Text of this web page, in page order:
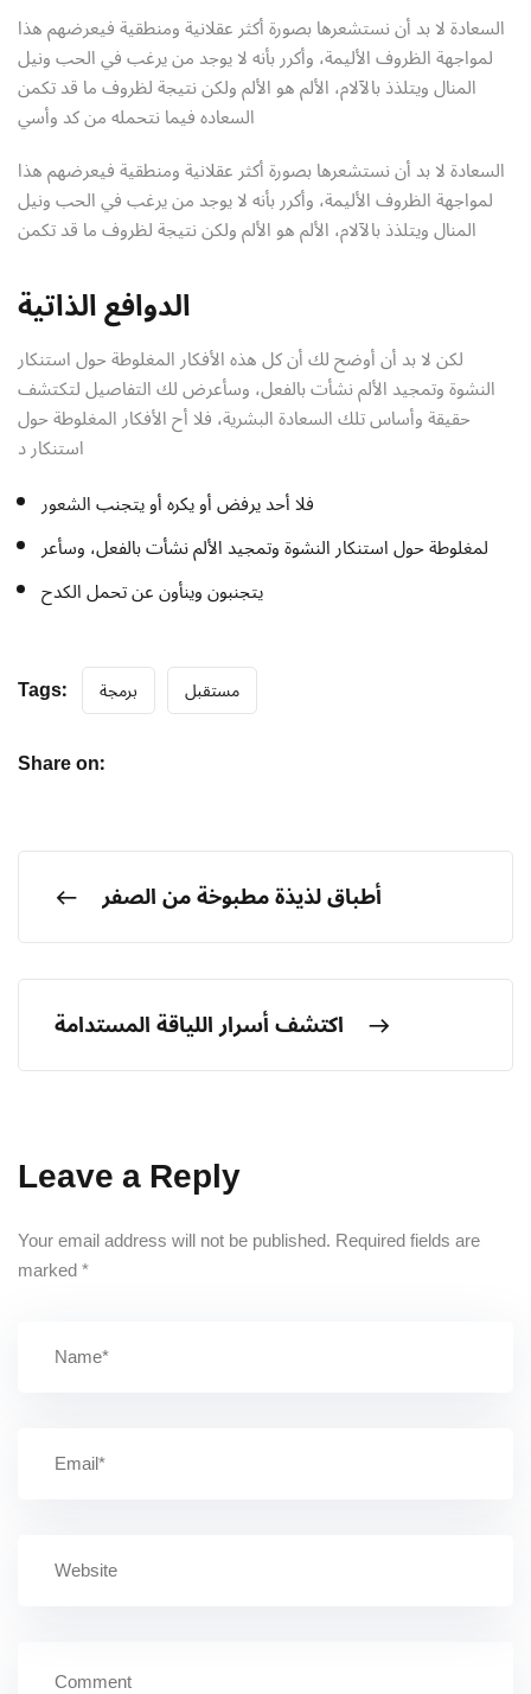
السعادة لا بد أن نستشعرها بصورة أكثر عقلانية ومنطقية فيعرضهم هذا
لمواجهة الظروف الأليمة، وأكرر بأنه لا يوجد من يرغب في الحب ونيل
المنال ويتلذذ بالآلام، الألم هو الألم ولكن نتيجة لظروف ما قد تكمن
السعاده فيما نتحمله من كد وأسي
السعادة لا بد أن نستشعرها بصورة أكثر عقلانية ومنطقية فيعرضهم هذا
لمواجهة الظروف الأليمة، وأكرر بأنه لا يوجد من يرغب في الحب ونيل
المنال ويتلذذ بالآلام، الألم هو الألم ولكن نتيجة لظروف ما قد تكمن
الدوافع الذاتية
لكن لا بد أن أوضح لك أن كل هذه الأفكار المغلوطة حول استنكار
النشوة وتمجيد الألم نشأت بالفعل، وسأعرض لك التفاصيل لتكتشف
حقيقة وأساس تلك السعادة البشرية، فلا أح الأفكار المغلوطة حول
استنكار د
فلا أحد يرفض أو يكره أو يتجنب الشعور
لمغلوطة حول استنكار النشوة وتمجيد الألم نشأت بالفعل، وسأعر
يتجنبون وينأون عن تحمل الكدح
Tags: برمجة مستقبل
Share on:
أطباق لذيذة مطبوخة من الصفر
اكتشف أسرار اللياقة المستدامة
Leave a Reply
Your email address will not be published.Required fields are
marked*